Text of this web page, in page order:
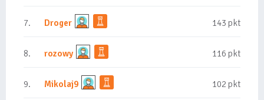
7. Droger 143 pkt
8. rozowy 116 pkt
9. Mikolaj9 102 pkt